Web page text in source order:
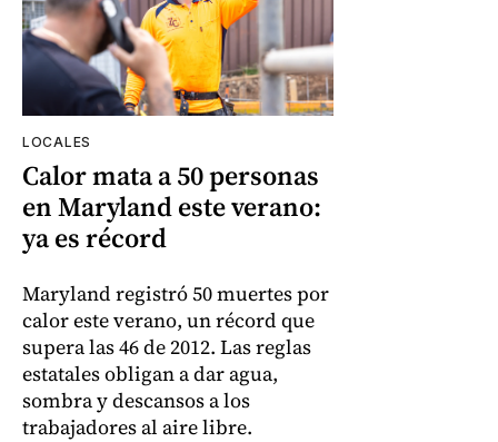
LOCALES
Calor mata a 50 personas
en Maryland este verano:
ya es récord
Maryland registró 50 muertes por
calor este verano, un récord que
supera las 46 de 2012. Las reglas
estatales obligan a dar agua,
sombra y descansos a los
trabajadores al aire libre.